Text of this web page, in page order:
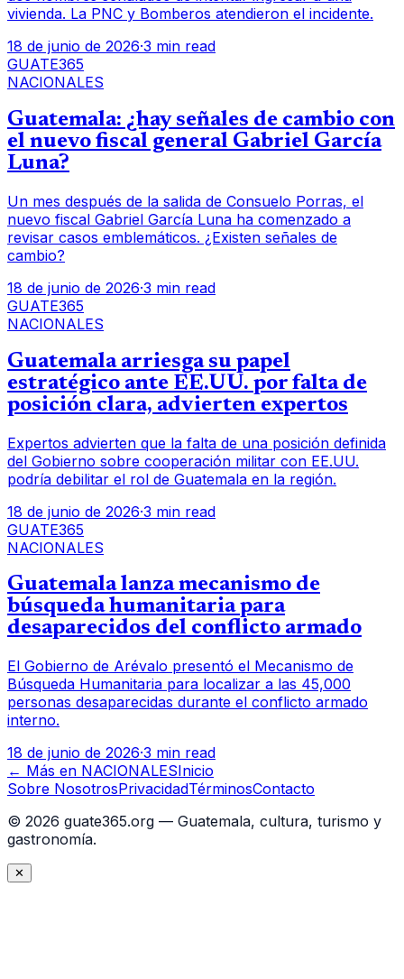
vivienda. La PNC y Bomberos atendieron el incidente.
18 de junio de 2026·3 min read
GUATE365
NACIONALES
Guatemala: ¿hay señales de cambio con
el nuevo fiscal general Gabriel García
Luna?
Un mes después de la salida de Consuelo Porras, el
nuevo fiscal Gabriel García Luna ha comenzado a
revisar casos emblemáticos. ¿Existen señales de
cambio?
18 de junio de 2026·3 min read
GUATE365
NACIONALES
Guatemala arriesga su papel
estratégico ante EE.UU. por falta de
posición clara, advierten expertos
Expertos advierten que la falta de una posición definida
del Gobierno sobre cooperación militar con EE.UU.
podría debilitar el rol de Guatemala en la región.
18 de junio de 2026·3 min read
GUATE365
NACIONALES
Guatemala lanza mecanismo de
búsqueda humanitaria para
desaparecidos del conflicto armado
El Gobierno de Arévalo presentó el Mecanismo de
Búsqueda Humanitaria para localizar a las 45,000
personas desaparecidas durante el conflicto armado
interno.
18 de junio de 2026·3 min read
← Más en NACIONALESInicio
Sobre NosotrosPrivacidadTérminosContacto
© 2026 guate365.org — Guatemala, cultura, turismo y
gastronomía.
✕